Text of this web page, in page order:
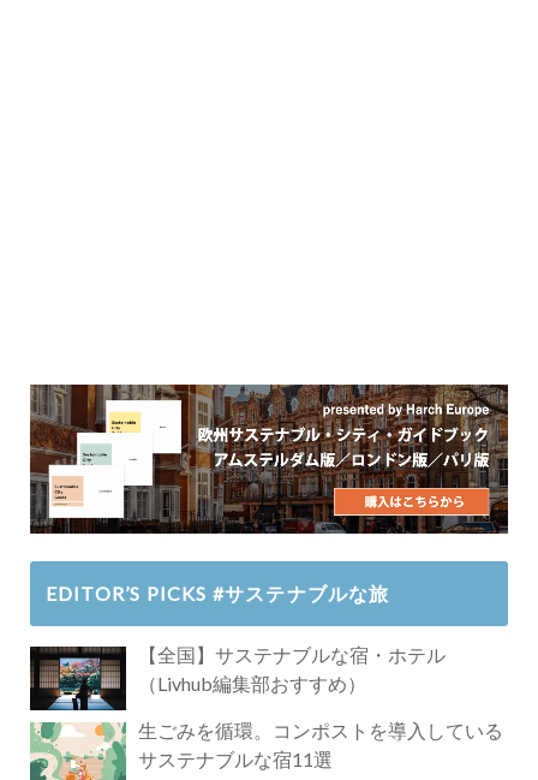
EDITOR’S PICKS #サステナブルな旅
【全国】サステナブルな宿・ホテル
（Livhub編集部おすすめ）
生ごみを循環。コンポストを導入している
サステナブルな宿11選